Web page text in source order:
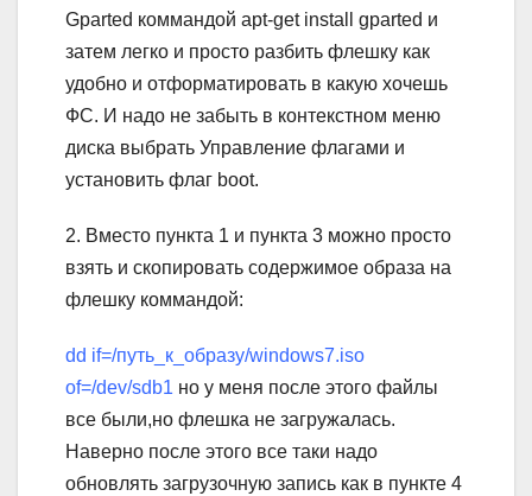
Gparted коммандой apt-get install gparted и
затем легко и просто разбить флешку как
удобно и отформатировать в какую хочешь
ФС. И надо не забыть в контекстном меню
диска выбрать Управление флагами и
установить флаг boot.
2. Вместо пункта 1 и пункта 3 можно просто
взять и скопировать содержимое образа на
флешку коммандой:
dd if=/путь_к_образу/windows7.iso
of=/dev/sdb1 но у меня после этого файлы
все были,но флешка не загружалась.
Наверно после этого все таки надо
обновлять загрузочную запись как в пункте 4